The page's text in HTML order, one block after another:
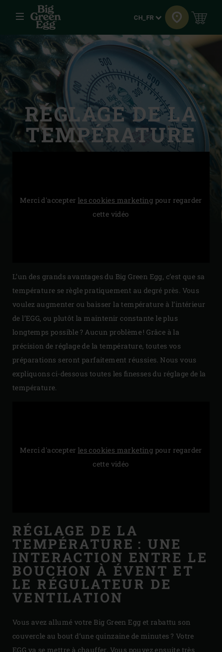
Menu Langue
CH_FR
RÉGLAGE DE LA
TEMPÉRATURE
Merci d'accepter les cookies marketing pour regarder
cette vidéo
L’un des grands avantages du Big Green Egg, c’est que sa
température se règle pratiquement au degré près. Vous
voulez augmenter ou baisser la température à l’intérieur
de l’EGG, ou plutôt la maintenir constante le plus
longtemps possible ? Aucun problème ! Grâce à la
précision de réglage de la température, toutes vos
préparations seront parfaitement réussies. Nous vous
expliquons ci-dessous toutes les finesses du réglage de la
température.
Merci d'accepter les cookies marketing pour regarder
cette vidéo
RÉGLAGE DE LA
TEMPÉRATURE : UNE
INTERACTION ENTRE LE
BOUCHON À ÉVENT ET
LE RÉGULATEUR DE
VENTILATION
Vous avez allumé votre Big Green Egg et rabattu son
couvercle au bout d’une quinzaine de minutes ? Votre
EGG va se mettre à chauffer. Vous pouvez ensuite très